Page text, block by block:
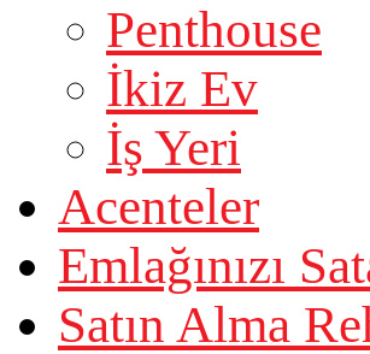
Penthouse
İkiz Ev
İş Yeri
Acenteler
Emlağınızı
Satın Alma